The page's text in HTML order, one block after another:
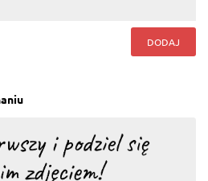
18.11.2019
bo są szybkie do
DODAJ